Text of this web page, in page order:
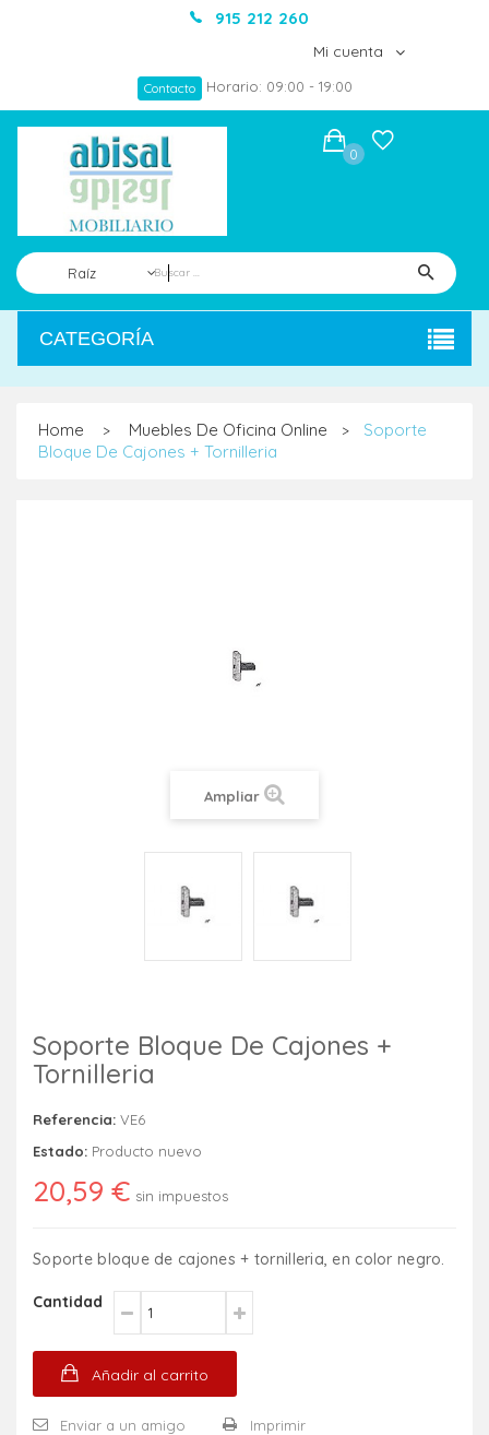
915 212 260
Mi cuenta
Contacto Horario: 09:00 - 19:00
Raíz
0
CATEGORÍA
Home > Muebles De Oficina Online >
Soporte
Bloque De Cajones + Tornilleria
Ampliar
Soporte Bloque De Cajones +
Tornilleria
Referencia: VE6
Estado: Producto nuevo
20,59 € sin impuestos
Soporte bloque de cajones + tornilleria, en color negro.
Cantidad
Añadir al carrito
Enviar a un amigo
Imprimir